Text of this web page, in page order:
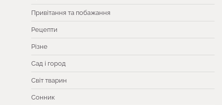
Привітання та побажання
Рецепти
Різне
Сад і город
Світ тварин
Сонник